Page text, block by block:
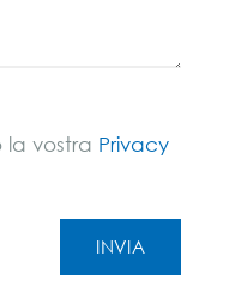
vostra Privacy